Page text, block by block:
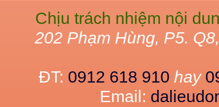
Chịu trách nhiệm nội
202 Phạm Hùng, P5.
ĐT: 0912 618 910 hay
Email: